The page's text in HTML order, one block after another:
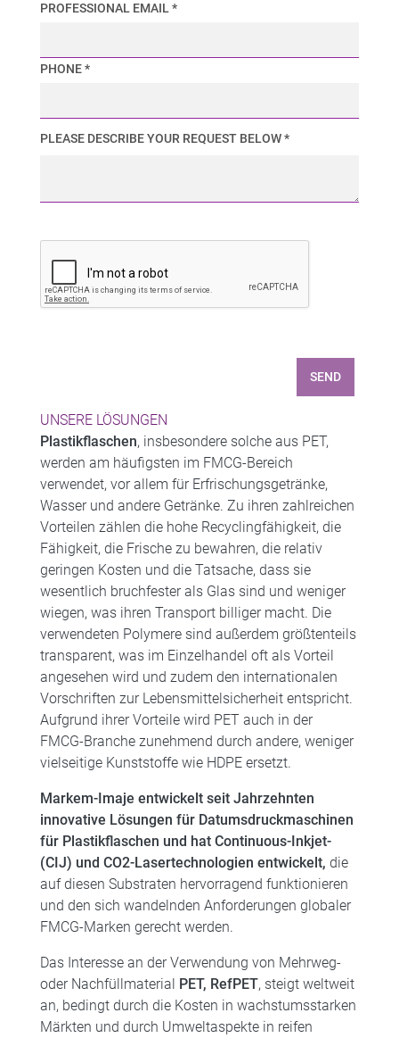
PROFESSIONAL EMAIL *
PHONE *
PLEASE DESCRIBE YOUR REQUEST BELOW *
SEND
UNSERE LÖSUNGEN
Plastikflaschen, insbesondere solche aus PET,
werden am häufigsten im FMCG-Bereich
verwendet, vor allem für Erfrischungsgetränke,
Wasser und andere Getränke. Zu ihren zahlreichen
Vorteilen zählen die hohe Recyclingfähigkeit, die
Fähigkeit, die Frische zu bewahren, die relativ
geringen Kosten und die Tatsache, dass sie
wesentlich bruchfester als Glas sind und weniger
wiegen, was ihren Transport billiger macht. Die
verwendeten Polymere sind außerdem größtenteils
transparent, was im Einzelhandel oft als Vorteil
angesehen wird und zudem den internationalen
Vorschriften zur Lebensmittelsicherheit entspricht.
Aufgrund ihrer Vorteile wird PET auch in der
FMCG-Branche zunehmend durch andere, weniger
vielseitige Kunststoffe wie HDPE ersetzt.
Markem-Imaje entwickelt seit Jahrzehnten
innovative Lösungen für Datumsdruckmaschinen
für Plastikflaschen und hat Continuous-Inkjet-
(CIJ) und CO2-Lasertechnologien entwickelt, die
auf diesen Substraten hervorragend funktionieren
und den sich wandelnden Anforderungen globaler
FMCG-Marken gerecht werden.
Das Interesse an der Verwendung von Mehrweg-
oder Nachfüllmaterial PET, RefPET, steigt weltweit
an, bedingt durch die Kosten in wachstumsstarken
Märkten und durch Umweltaspekte in reifen